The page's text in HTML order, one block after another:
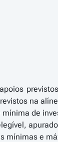
na
de
mínimas e